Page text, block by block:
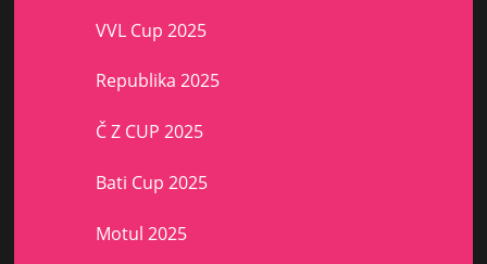
VVL Cup 2025
Republika 2025
Č Z CUP 2025
Bati Cup 2025
Motul 2025